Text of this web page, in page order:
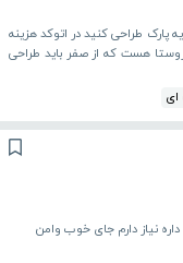
حدود ۹۰۰ متر میخام برام یه پارک طراحی کنید در اتوکد هزینه
هست که از صفر باید طراحی
ای
نیاز دارم جای خوب وامن